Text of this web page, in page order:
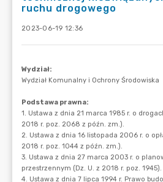
ruchu drogowego
2023-06-19 12:36